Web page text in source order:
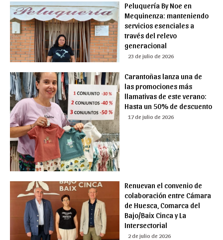
Peluquería By Noe en
Mequinenza: manteniendo
servicios esenciales a
través del relevo
generacional
23 de julio de 2026
Carantoñas lanza una de
las promociones más
llamativas de este verano:
Hasta un 50% de descuento
17 de julio de 2026
Renuevan el convenio de
colaboración entre Cámara
de Huesca, Comarca del
Bajo/Baix Cinca y La
Intersectorial
2 de julio de 2026